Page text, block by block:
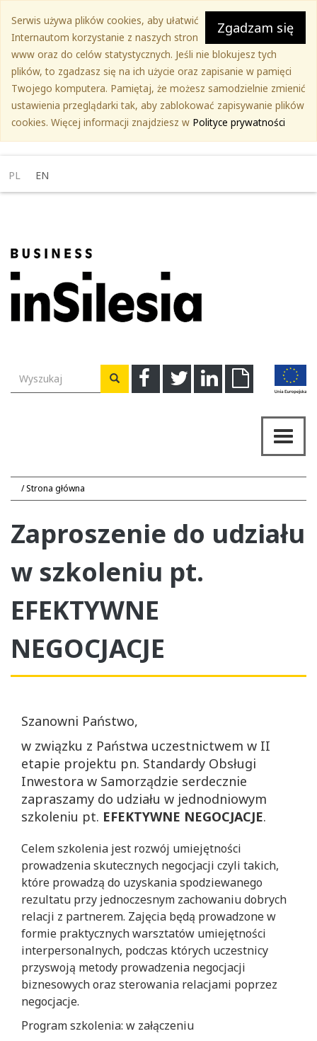
treści
głównej
Zgadzam się
Serwis używa plików cookies, aby ułatwić
Internautom korzystanie z naszych stron
www oraz do celów statystycznych. Jeśli nie blokujesz tych
plików, to zgadzasz się na ich użycie oraz zapisanie w pamięci
Twojego komputera. Pamiętaj, że możesz samodzielnie zmienić
ustawienia przeglądarki tak, aby zablokować zapisywanie plików
cookies. Więcej informacji znajdziesz w Polityce prywatności
PL EN
FacebookTwitterLinkedinDownload
Wyszukiwarka Wyszukaj
Strona główna
Zaproszenie do udziału
w szkoleniu pt.
EFEKTYWNE
NEGOCJACJE
Szanowni Państwo,
w związku z Państwa uczestnictwem w II
etapie projektu pn. Standardy Obsługi
Inwestora w Samorządzie serdecznie
zapraszamy do udziału w jednodniowym
szkoleniu pt. EFEKTYWNE NEGOCJACJE.
Celem szkolenia jest rozwój umiejętności
prowadzenia skutecznych negocjacji czyli takich,
które prowadzą do uzyskania spodziewanego
rezultatu przy jednoczesnym zachowaniu dobrych
relacji z partnerem. Zajęcia będą prowadzone w
formie praktycznych warsztatów umiejętności
interpersonalnych, podczas których uczestnicy
przyswoją metody prowadzenia negocjacji
biznesowych oraz sterowania relacjami poprzez
negocjacje.
Program szkolenia: w załączeniu